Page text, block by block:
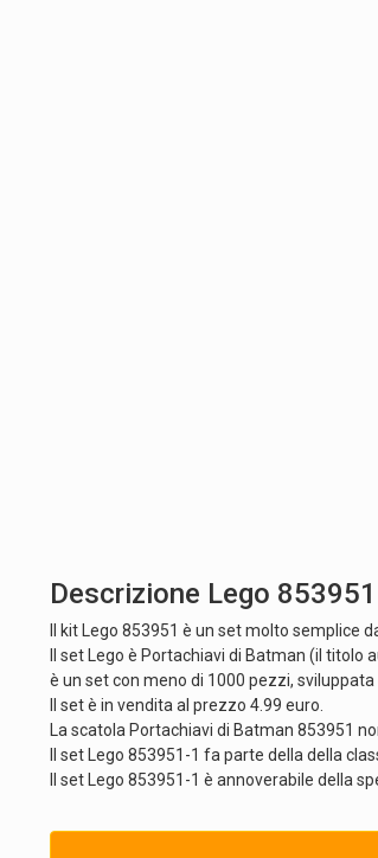
Descrizione Lego
Il kit Lego 853951 è un set molto semplice
Il set Lego è Portachiavi di Batman (il titolo
è un set con meno di 1000 pezzi,
Il set è in vendita al prezzo 4.99 euro.
La scatola Portachiavi di Batman 853951
Il set Lego 853951-1 fa parte della della
Il set Lego 853951-1 è annoverabile della